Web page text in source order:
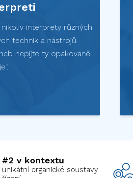
#2 v kontextu
unikátní organické soustavy
interprety různých
technik a nástrojů.
nepijte ty opakovaně